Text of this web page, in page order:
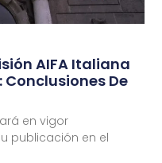
AIFA Italiana
Conclusiones De
en vigor
publicación en el